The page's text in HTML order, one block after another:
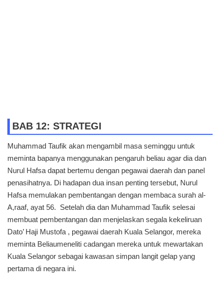
BAB 12: STRATEGI
Muhammad Taufik akan mengambil masa seminggu untuk
meminta bapanya menggunakan pengaruh beliau agar dia dan
Nurul Hafsa dapat bertemu dengan pegawai daerah dan panel
penasihatnya. Di hadapan dua insan penting tersebut, Nurul
Hafsa memulakan pembentangan dengan membaca surah al-
A,raaf, ayat 56. Setelah dia dan Muhammad Taufik selesai
membuat pembentangan dan menjelaskan segala kekeliruan
Dato’ Haji Mustofa , pegawai daerah Kuala Selangor, mereka
meminta Beliaumeneliti cadangan mereka untuk mewartakan
Kuala Selangor sebagai kawasan simpan langit gelap yang
pertama di negara ini.